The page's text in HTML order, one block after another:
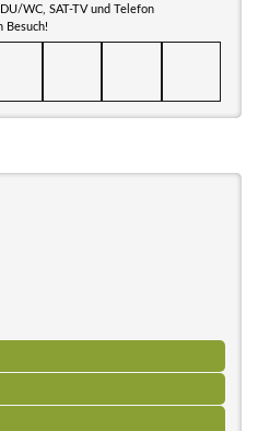
WC, SAT-TV und Telefon
Besuch!